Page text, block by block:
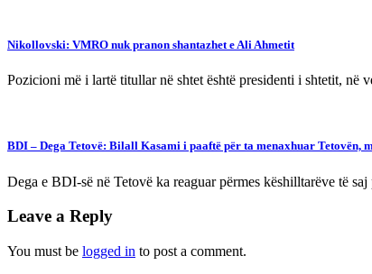
Nikollovski: VMRO nuk pranon shantazhet e Ali Ahmetit
Pozicioni më i lartë titullar në shtet është presidenti i shtetit,
BDI – Dega Tetovë: Bilall Kasami i paaftë për ta menaxhuar Tetovën,
Dega e BDI-së në Tetovë ka reaguar përmes këshilltarëve të
Leave a Reply
You must be logged in to post a comment.